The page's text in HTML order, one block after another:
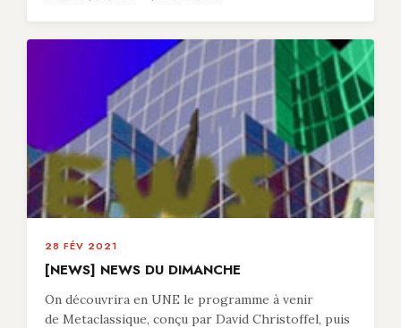
28 FÉV 2021
[NEWS] NEWS DU DIMANCHE
On découvrira en UNE le programme à venir
de Metaclassique, conçu par David Christoffel, puis